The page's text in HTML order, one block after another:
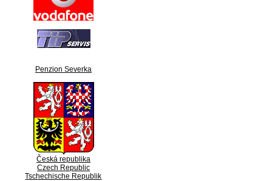
Penzion Severka
Česká republika
Czech Republic
Tschechische Republik